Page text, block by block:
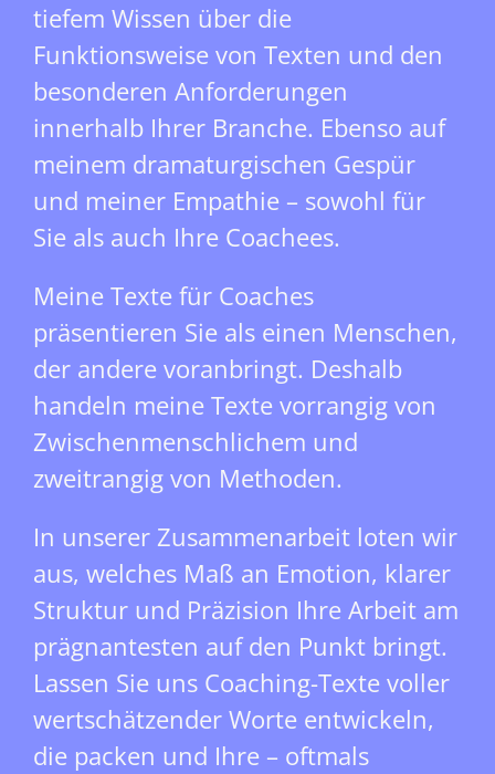
tiefem Wissen über die
Funktionsweise von Texten und den
besonderen Anforderungen
innerhalb Ihrer Branche. Ebenso auf
meinem dramaturgischen Gespür
und meiner Empathie – sowohl für
Sie als auch Ihre Coachees.
Meine Texte für Coaches
präsentieren Sie als einen Menschen,
der andere voranbringt. Deshalb
handeln meine Texte vorrangig von
Zwischenmenschlichem und
zweitrangig von Methoden.
In unserer Zusammenarbeit loten wir
aus, welches Maß an Emotion, klarer
Struktur und Präzision Ihre Arbeit am
prägnantesten auf den Punkt bringt.
Lassen Sie uns Coaching-Texte voller
wertschätzender Worte entwickeln,
die packen und Ihre – oftmals